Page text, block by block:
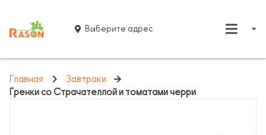
Выберите адрес
Главная
Завтраки
Гренки со Страчателлой и томатами черри